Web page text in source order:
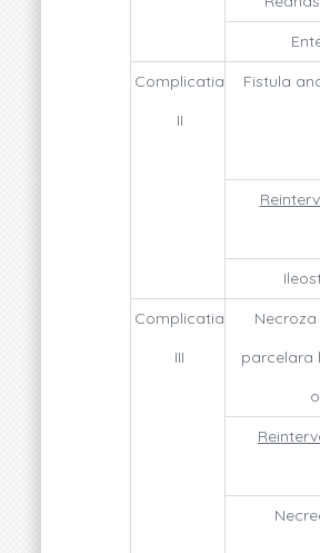
Complicatia
II
Fistula
Complicatia
III
parcelara